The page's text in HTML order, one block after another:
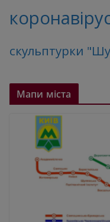
скульптурки
Мапи міста